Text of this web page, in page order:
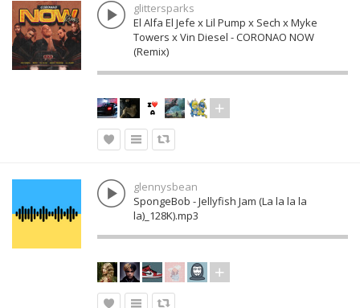
glittersparks
El Alfa El Jefe x Lil Pump x Sech x Myke
Towers x Vin Diesel - CORONAO NOW
(Remix)
glennysbean
SpongeBob - Jellyfish Jam (La la la la
la)_128K).mp3